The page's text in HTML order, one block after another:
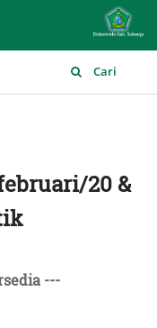
Cari
20 &
---